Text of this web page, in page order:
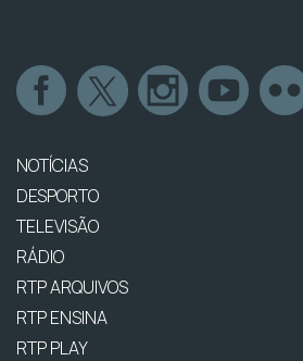
NOTÍCIAS
DESPORTO
TELEVISÃO
RÁDIO
RTP ARQUIVOS
RTP ENSINA
RTP PLAY